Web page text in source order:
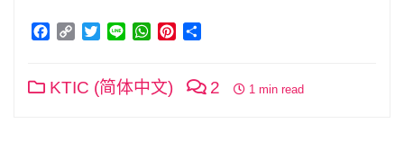
Facebook
Copy TwitterLine WhatsApp
Pinterest
KTIC (简体中文) 2 1 min read